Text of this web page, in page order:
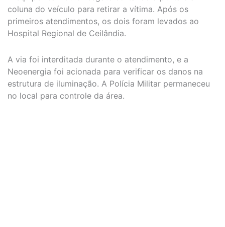
coluna do veículo para retirar a vítima. Após os
primeiros atendimentos, os dois foram levados ao
Hospital Regional de Ceilândia.
A via foi interditada durante o atendimento, e a
Neoenergia foi acionada para verificar os danos na
estrutura de iluminação. A Polícia Militar permaneceu
no local para controle da área.